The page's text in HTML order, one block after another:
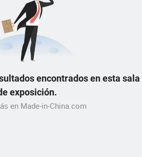
encontrados en esta sala
exposición.
en Made-in-China.com